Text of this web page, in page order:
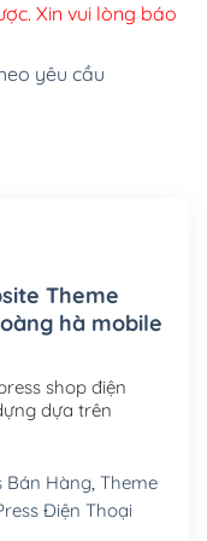
yêu cầu
(+100,000₫)
năm)
Xin vui lòng báo
yêu cầu
Theme
hà mobile
shop điện
dựa trên
Bán Hàng, Theme
Điện Thoại